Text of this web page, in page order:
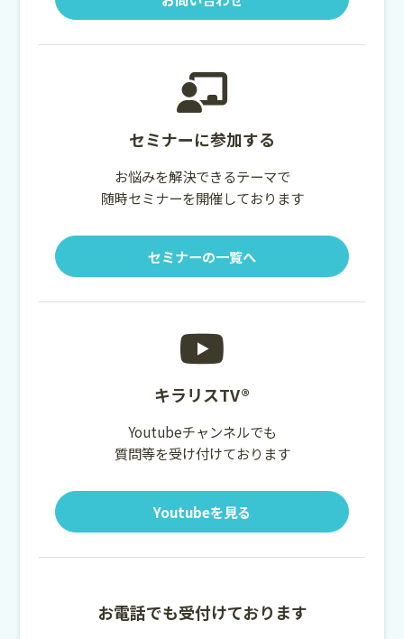
セミナーに参加する
お悩みを解決できるテーマで
随時セミナーを開催しております
セミナーの一覧へ
キラリスTV®
Youtubeチャンネルでも
質問等を受け付けております
Youtubeを見る
お電話でも受付けております